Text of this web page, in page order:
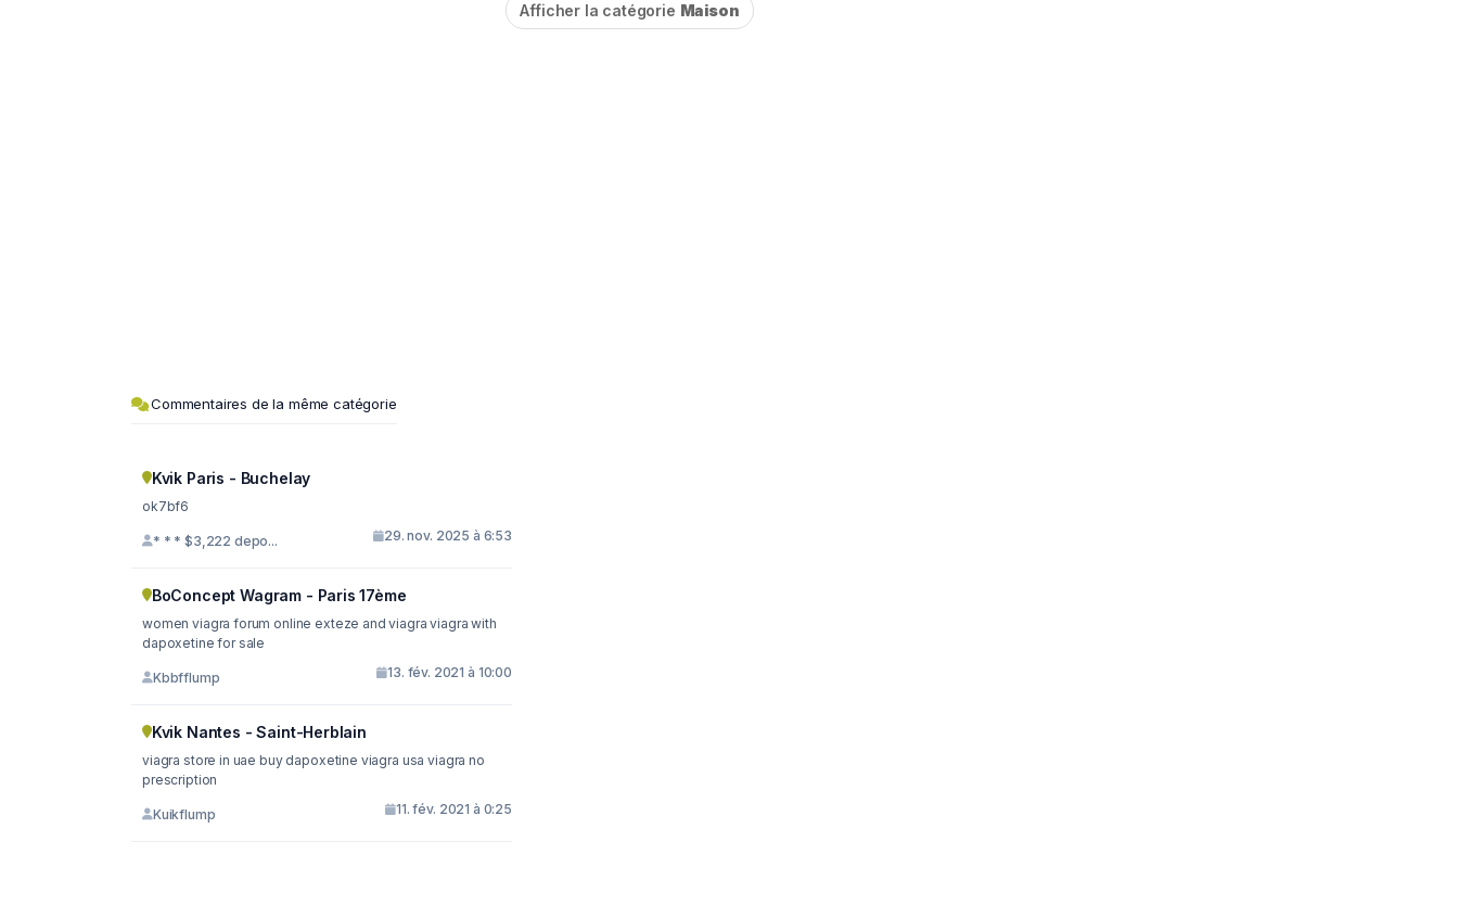
Afficher la catégorie Maison
Commentaires de la même catégorie
Kvik Paris - Buchelay
ok7bf6
* * * $3,222 depo... 29. nov. 2025 à 6:53
BoConcept Wagram - Paris 17ème
women viagra forum online exteze and viagra viagra with
dapoxetine for sale
Kbbfflump 13. fév. 2021 à 10:00
Kvik Nantes - Saint-Herblain
viagra store in uae buy dapoxetine viagra usa viagra no
prescription
Kuikflump 11. fév. 2021 à 0:25